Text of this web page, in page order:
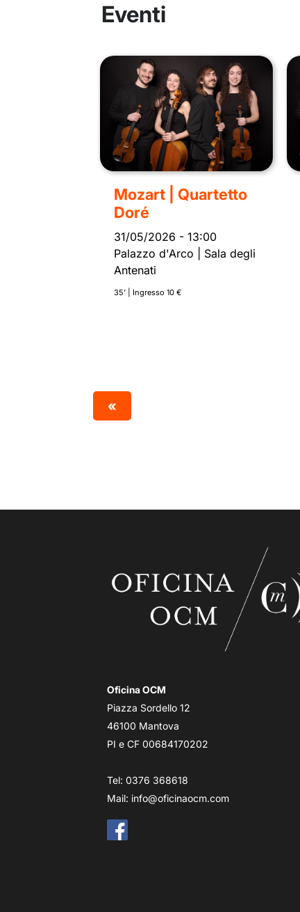
Eventi
Mozart | Quartetto
Doré
31/05/2026 - 13:00
Palazzo d'Arco | Sala degli
Antenati
35’ | Ingresso 10 €
«
Oficina OCM
Piazza Sordello 12
46100 Mantova
PI e CF 00684170202
Tel: 0376 368618
Mail: info@oficinaocm.com